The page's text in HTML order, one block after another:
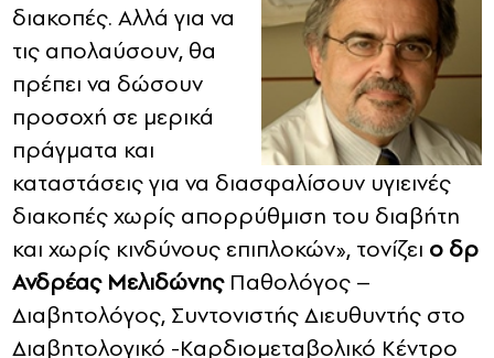
διακοπές. Αλλά για να
τις απολαύσουν, θα
πρέπει να δώσουν
προσοχή σε μερικά
πράγματα και
καταστάσεις για να διασφαλίσουν υγιεινές
διακοπές χωρίς απορρύθμιση του διαβήτη
και χωρίς κινδύνους επιπλοκών», τονίζει ο δρ
Ανδρέας Μελιδώνης Παθολόγος –
Διαβητολόγος, Συντονιστής Διευθυντής στο
Διαβητολογικό -Καρδιομεταβολικό Κέντρο